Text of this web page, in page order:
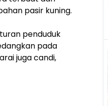
pasir kuning.
penduduk
pada
juga candi,